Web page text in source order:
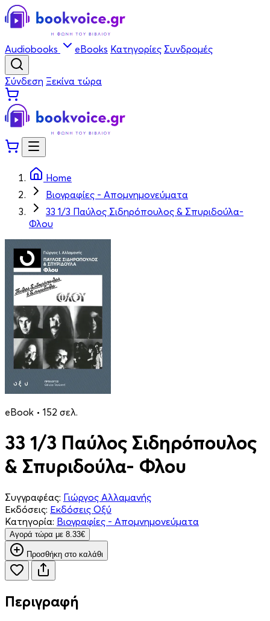
Audiobooks eBooks Κατηγορίες Συνδρομές
Σύνδεση Ξεκίνα τώρα
Home
Βιογραφίες - Απομνημονεύματα
33 1/3 Παύλος Σιδηρόπουλος & Σπυριδούλα-
Φλου
eBook • 152 σελ.
33 1/3 Παύλος Σιδηρόπουλος
& Σπυριδούλα- Φλου
Συγγραφέας: Γιώργος Αλλαμανής
Εκδόσεις: Εκδόσεις Οξύ
Κατηγορία: Βιογραφίες - Απομνημονεύματα
Aγορά τώρα με 8.33€
Προσθήκη στο καλάθι
Περιγραφή